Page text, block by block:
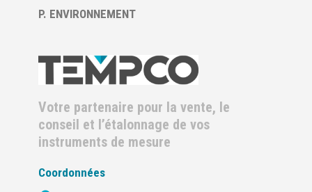
P. ENVIRONNEMENT
Votre partenaire pour la vente, le
conseil et l’étalonnage de vos
instruments de mesure
Coordonnées